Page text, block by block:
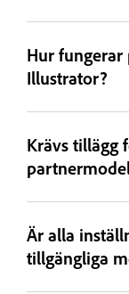
Hur
Illustrator?
Krävs tillägg
Är alla
tillgängliga